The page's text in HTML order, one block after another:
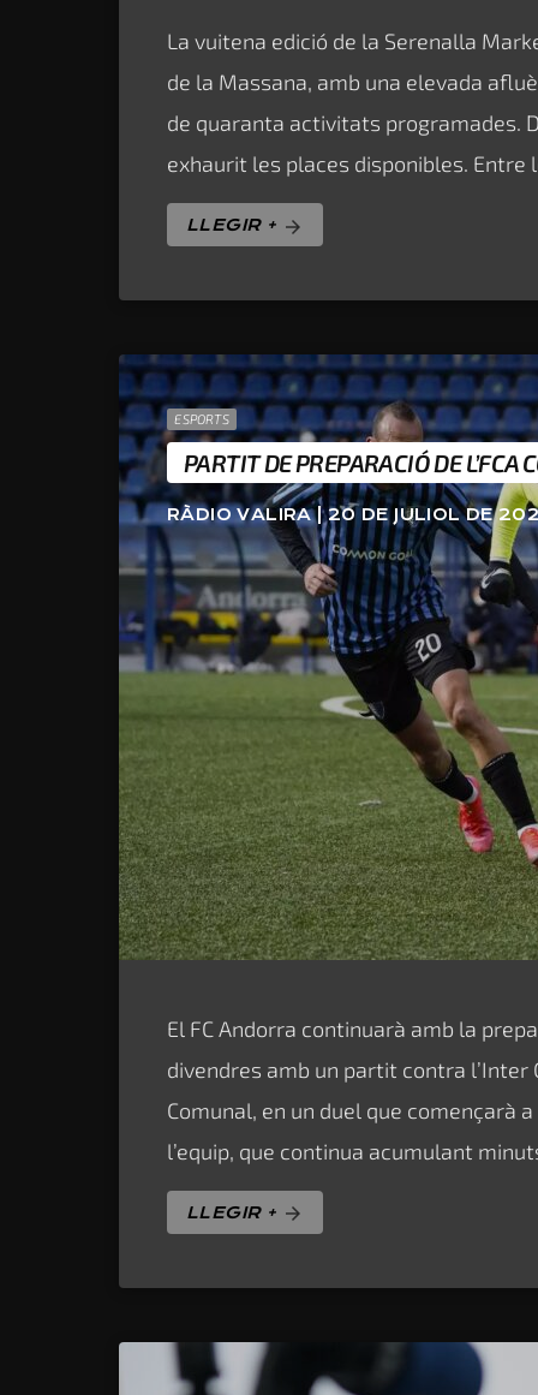
La vuitena edició de la Serenalla
de la Massana, amb una elevada
de quaranta activitats programades.
exhaurit les places disponibles.
LLEGIR + arrow_forward
ESPORTS
PARTIT DE PREPARACIÓ DE L’FCA
RÀDIO VALIRA | 20 DE JULIOL DE
El FC Andorra continuarà amb la
divendres amb un partit contra l’Inter
Comunal, en un duel que començarà
l’equip, que continua acumulant
LLEGIR + arrow_forward